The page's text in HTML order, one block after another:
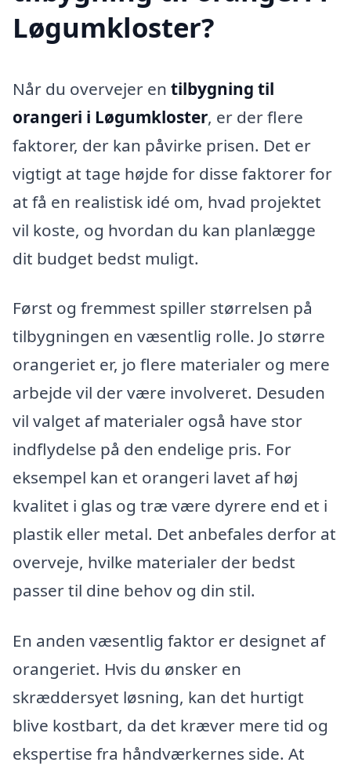
Løgumkloster?
Når du overvejer en tilbygning til
orangeri i Løgumkloster, er der flere
faktorer, der kan påvirke prisen. Det er
vigtigt at tage højde for disse faktorer for
at få en realistisk idé om, hvad projektet
vil koste, og hvordan du kan planlægge
dit budget bedst muligt.
Først og fremmest spiller størrelsen på
tilbygningen en væsentlig rolle. Jo større
orangeriet er, jo flere materialer og mere
arbejde vil der være involveret. Desuden
vil valget af materialer også have stor
indflydelse på den endelige pris. For
eksempel kan et orangeri lavet af høj
kvalitet i glas og træ være dyrere end et i
plastik eller metal. Det anbefales derfor at
overveje, hvilke materialer der bedst
passer til dine behov og din stil.
En anden væsentlig faktor er designet af
orangeriet. Hvis du ønsker en
skræddersyet løsning, kan det hurtigt
blive kostbart, da det kræver mere tid og
ekspertise fra håndværkernes side. At